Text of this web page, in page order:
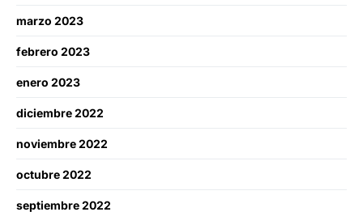
marzo 2023
febrero 2023
enero 2023
diciembre 2022
noviembre 2022
octubre 2022
septiembre 2022